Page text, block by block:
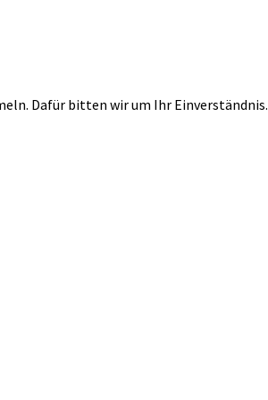
Dafür bitten wir um Ihr Einverständnis.